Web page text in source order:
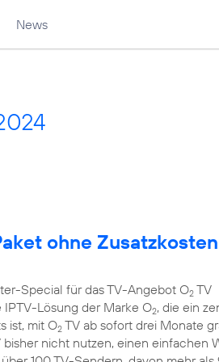
News
ohne Zusatzkosten
Special für das TV-Angebot O2 TV
Lösung der Marke O2, die ein
ist, mit O2 TV ab sofort drei Monate
nicht nutzen, einen einfachen